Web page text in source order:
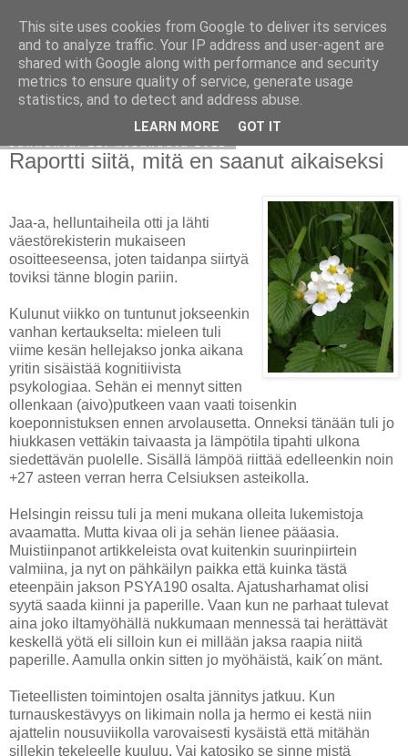
Avoin blogiskelija
Raportti siitä, mitä en saanut aikaiseksi
Jaa-a, helluntaiheila otti ja lähti
väestörekisterin mukaiseen
osoitteeseensa, joten taidanpa siirtyä
toviksi tänne blogin pariin.
Kulunut viikko on tuntunut jokseenkin
vanhan kertaukselta: mieleen tuli
viime kesän hellejakso jonka aikana
yritin sisäistää kognitiivista
psykologiaa. Sehän ei mennyt sitten
ollenkaan (aivo)putkeen vaan vaati toisenkin
koeponnistuksen ennen arvolausetta. Onneksi tänään tuli jo
hiukkasen vettäkin taivaasta ja lämpötila tipahti ulkona
siedettävän puolelle. Sisällä lämpöä riittää edelleenkin noin
+27 asteen verran herra Celsiuksen asteikolla.
Helsingin reissu tuli ja meni mukana olleita lukemistoja
avaamatta. Mutta kivaa oli ja sehän lienee pääasia.
Muistiinpanot artikkeleista ovat kuitenkin suurinpiirtein
valmiina, ja nyt on pähkäilyn paikka että kuinka tästä
eteenpäin jakson PSYA190 osalta. Ajatusharhamat olisi
syytä saada kiinni ja paperille. Vaan kun ne parhaat tulevat
aina joko iltamyöhällä nukkumaan mennessä tai herättävät
keskellä yötä eli silloin kun ei millään jaksa raapia niitä
paperille. Aamulla onkin sitten jo myöhäistä, kaik´on mänt.
Tieteellisten toimintojen osalta jännitys jatkuu. Kun
turnauskestävyys on likimain nolla ja hermo ei kestä niin
ajattelin nousuviikolla varovaisesti kysäistä että mitähän
sillekin tekeleelle kuuluu. Vai katosiko se sinne mistä
This site uses cookies from Google to deliver its services
and to analyze traffic. Your IP address and user-agent are
shared with Google along with performance and security
metrics to ensure quality of service, generate usage
statistics, and to detect and address abuse.
LEARN MORE GOT IT